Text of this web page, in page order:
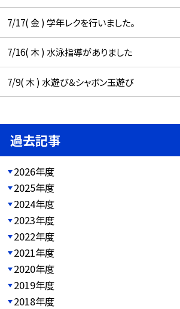
7/17( 金 ) 学年レクを行いました。
7/16( 木 ) 水泳指導がありました
7/9( 木 ) 水遊び＆シャボン玉遊び
過去記事
2026年度
2025年度
2024年度
2023年度
2022年度
2021年度
2020年度
2019年度
2018年度